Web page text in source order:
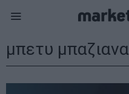
μπετυ μπαζιανα